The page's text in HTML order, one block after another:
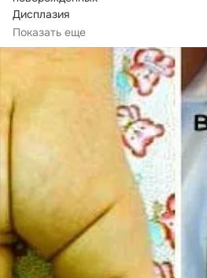
Дисплазия
тазобедренных суставов, или
это частая
Показать еще